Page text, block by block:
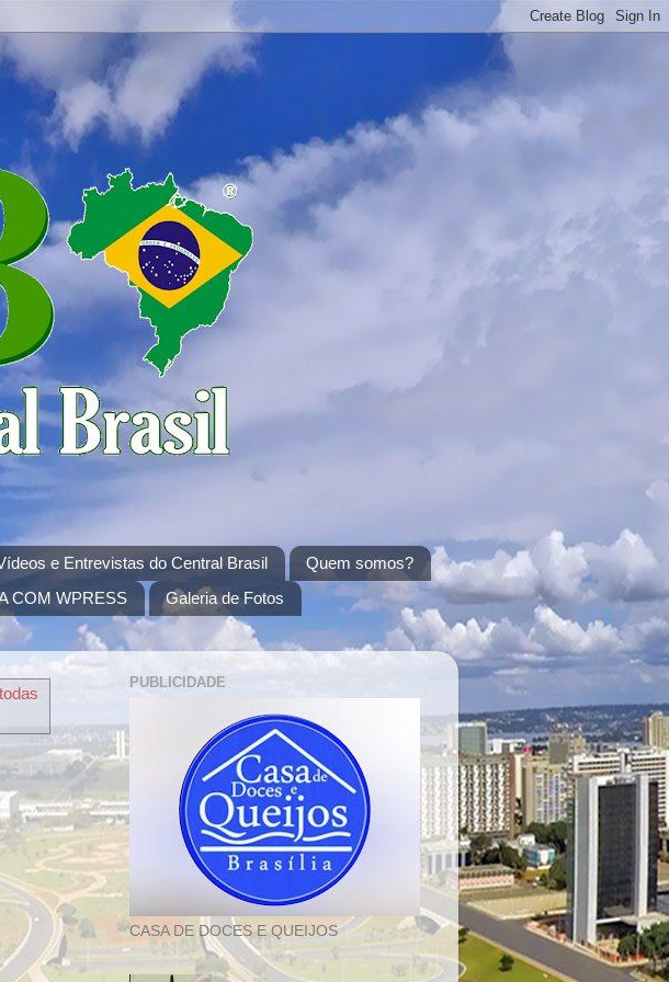
e Entrevistas do Central Brasil
Quem somos?
COM WPRESS
Galeria de Fotos
PUBLICIDADE
CASA DE DOCES E QUEIJOS